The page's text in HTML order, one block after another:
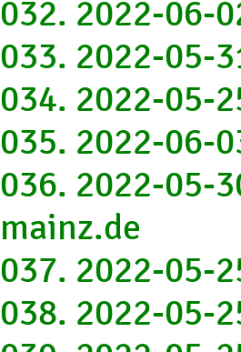
032. 2022-06-
033. 2022-05-
034. 2022-05-
035. 2022-06-
036. 2022-05-
mainz.de
037. 2022-05-
038. 2022-05-